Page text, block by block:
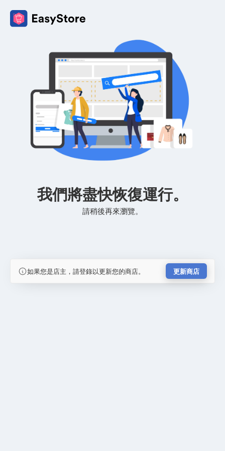
我們將盡快恢復運行。
請稍後再來瀏覽。
如果您是店主，請登錄以更新您的商店。 更新商店